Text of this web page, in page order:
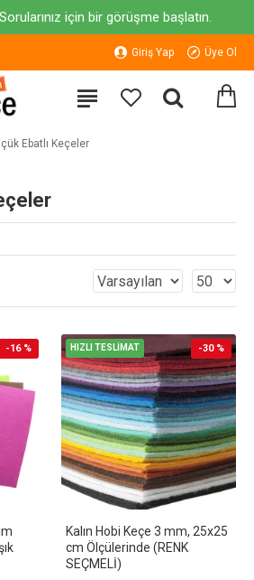
için bir görüşme başlatın.
Giriş Yap Üye Ol
Ebatlı Keçeler
-16 % HIZLI TESLİMAT -30 %
Kalın Hobi Keçe 3 mm, 25x25
cm Ölçülerinde (RENK
SEÇMELİ)